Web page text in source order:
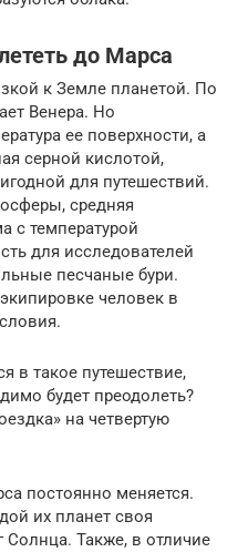
до Марса
к Земле планетой. По
Венера. Но
ее поверхности, а
серной кислотой,
для путешествий.
средняя
с температурой
для исследователей
песчаные бури.
человек в
в такое путешествие,
будет преодолеть?
на четвертую
постоянно меняется.
их планет своя
Солнца. Также, в отличие